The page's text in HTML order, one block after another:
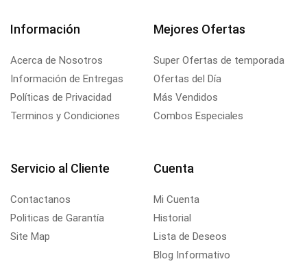
Información
Acerca de Nosotros
Información de Entregas
Políticas de Privacidad
Terminos y Condiciones
Mejores Ofertas
Super Ofertas de temporada
Ofertas del Día
Más Vendidos
Combos Especiales
Servicio al Cliente
Contactanos
Politicas de Garantía
Site Map
Cuenta
Mi Cuenta
Historial
Lista de Deseos
Blog Informativo